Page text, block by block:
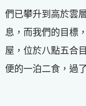
們已攀升到高於雲
息，而我們的目標
屋，位於八點五合
便的一泊二食，過